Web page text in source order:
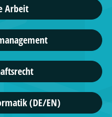
Arbeit
(DE/EN)